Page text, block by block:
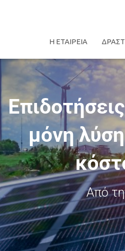
Η ΕΤΑΙΡΕΙΑ
μόνη
Από